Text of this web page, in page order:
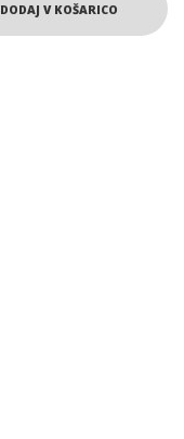
DODAJ V KOŠARICO